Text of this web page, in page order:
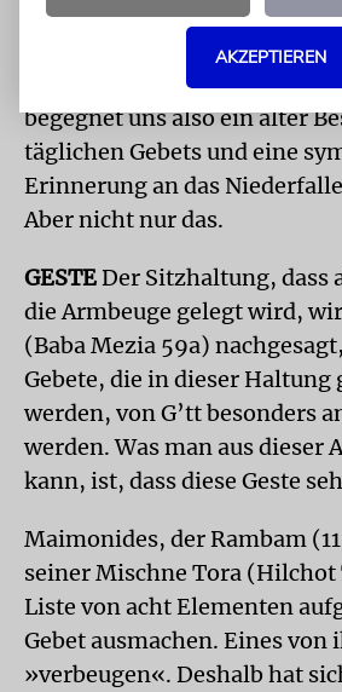
Abschnitten warf sich das
nieder. Im Tachanun, das
stillen Charakters eher wenig
begegnet uns also ein alter
täglichen Gebets und eine
Erinnerung an das
Aber nicht nur das.
GESTE Der Sitzhaltung, dass
die Armbeuge gelegt wird,
(Baba Mezia 59a)
Gebete, die in dieser Haltung
werden, von G’tt besonders
werden. Was man aus dieser
kann, ist, dass diese Geste
Maimonides, der Rambam
seiner Mischne Tora (Hilchot
Liste von acht Elementen
Gebet ausmachen. Eines von
»verbeugen«. Deshalb hat
AKZEPTIEREN